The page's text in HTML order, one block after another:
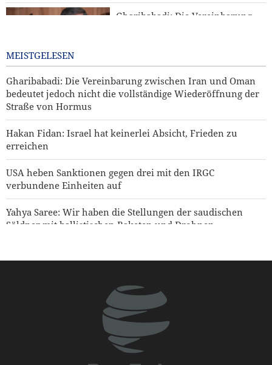
Yahya Saree: Wir haben die Stellungen der saudischen
Gharibabadi: Die Vereinbarung
Straße von Hormus
1 day ago
MEISTGELESEN
Gharibabadi: Die Vereinbarung zwischen Iran und Oman
bedeutet jedoch nicht die vollständige Wiederöffnung der
Straße von Hormus
Hakan Fidan: Israel hat keinerlei Absicht, Frieden zu
erreichen
USA heben Sanktionen gegen drei mit den IRGC
verbundene Einheiten auf
Yahya Saree: Wir haben die Stellungen der saudischen
Söldner mit ballistischen Raketen und Drohnen
Jemen warnt Saudi-Arabien
Hamas: Der Angriff auf den Norden Jerusalems wird
unseren Widerstand gegen die Pläne zur Judaisierung
Präsident Pezeshkian: Das iranische Volk steht angesichts
der Verschwörungen der Feinde geeint zusammen